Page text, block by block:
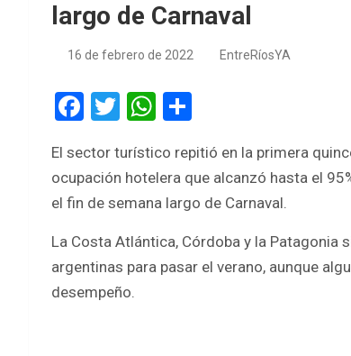
largo de Carnaval
16 de febrero de 2022 EntreRíosYA
F
ce
b
o
k
T
tt
er
W
at
s
p
p
ar
e
El sector turístico repitió en la primera
ocupación hotelera que alcanzó hasta el
el fin de semana largo de Carnaval.
La Costa Atlántica, Córdoba y la
argentinas para pasar el verano, aunque
desempeño.